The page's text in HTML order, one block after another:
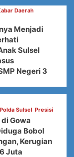
Daerah
Menjadi
Sulsel
Negeri 3
Polda Sulsel Presisi
di Gowa
Bobol
Kerugian
Juta